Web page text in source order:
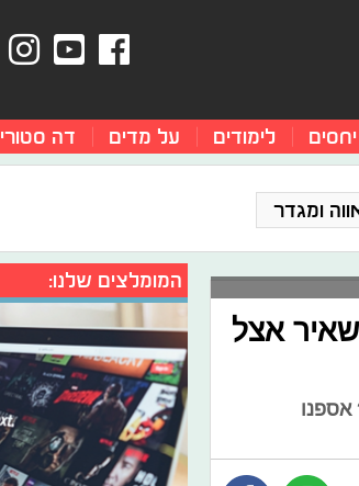
יחסים לימודים על מדים דה סטורי
ומגדר
אצל
אספנו
המומלצים שלנו: